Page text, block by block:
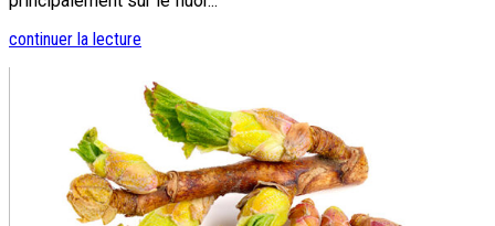
continuer la lecture